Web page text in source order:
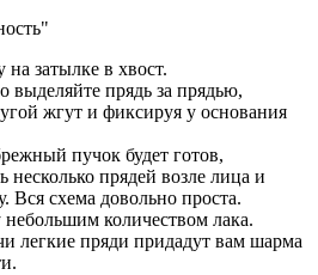
затылке в хвост.
выделяйте прядь за прядью,
жгут и фиксируя у основания
пучок будет готов,
несколько прядей возле лица и
Вся схема довольно проста.
количеством лака.
легкие пряди придадут вам шарма